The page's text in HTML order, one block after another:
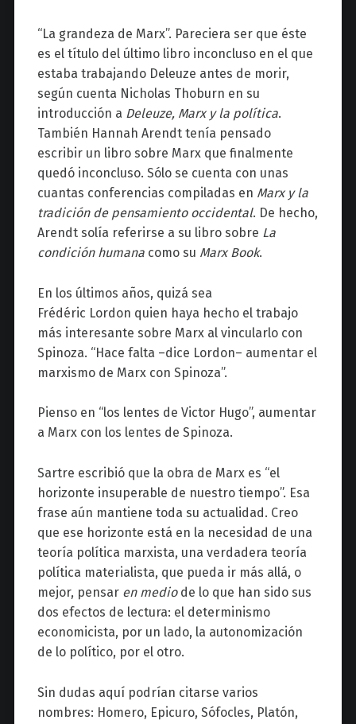
“La grandeza de Marx”. Pareciera ser que éste
es el título del último libro inconcluso en el que
estaba trabajando Deleuze antes de morir,
según cuenta Nicholas Thoburn en su
introducción a Deleuze, Marx y la política.
También Hannah Arendt tenía pensado
escribir un libro sobre Marx que finalmente
quedó inconcluso. Sólo se cuenta con unas
cuantas conferencias compiladas en Marx y la
tradición de pensamiento occidental. De hecho,
Arendt solía referirse a su libro sobre La
condición humana como su Marx Book.
En los últimos años, quizá sea
Frédéric Lordon quien haya hecho el trabajo
más interesante sobre Marx al vincularlo con
Spinoza. “Hace falta –dice Lordon– aumentar el
marxismo de Marx con Spinoza”.
Pienso en “los lentes de Victor Hugo”, aumentar
a Marx con los lentes de Spinoza.
Sartre escribió que la obra de Marx es “el
horizonte insuperable de nuestro tiempo”. Esa
frase aún mantiene toda su actualidad. Creo
que ese horizonte está en la necesidad de una
teoría política marxista, una verdadera teoría
política materialista, que pueda ir más allá, o
mejor, pensar en mediode lo que han sido sus
dos efectos de lectura: el determinismo
economicista, por un lado, la autonomización
de lo político, por el otro.
Sin dudas aquí podrían citarse varios
nombres: Homero, Epicuro, Sófocles, Platón,